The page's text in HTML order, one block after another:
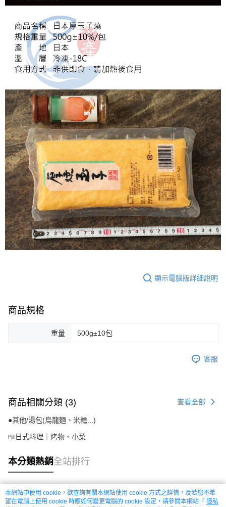
顯示電腦版詳細說明
商品規格
重量 500g±10包
客服
商品相關分類 (3) 查看全部
●其他/湯包(烏龍麵、米糕...)
🍱日式料理｜烤物、小菜
本分類熱銷全站排行
熱門標籤
本網站中使用 cookie，欲查詢有關本網站使用 cookie 方式之詳情，及若您不希
望在電腦上使用 cookie 時應如何變更電腦的 cookie 設定，請參閱本網站「 隱私